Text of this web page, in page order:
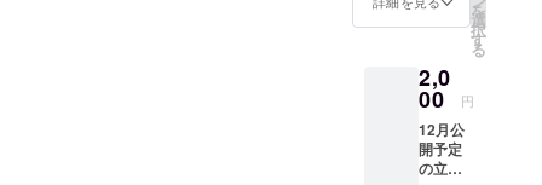
ダー
ファミ
リー
マート
で印刷
できる
ネット
を
選
択
す
る
2,0
00 円
12月公
開予定
の立ち